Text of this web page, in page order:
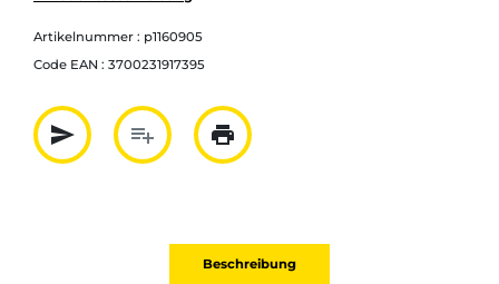
Artikelnummer : p1160905
Code EAN : 3700231917395
send
Partager par mail
playlist_add
Ajouter à la liste
print
Imprimer
Beschreibung